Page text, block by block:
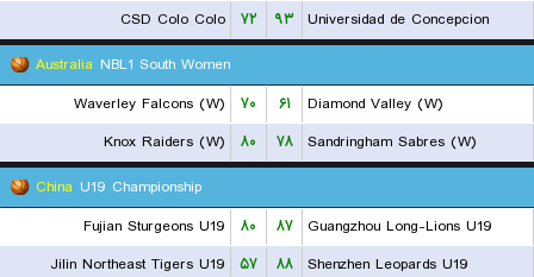
CSD Colo Colo
۷۲ ۹۳
Universidad de Concepcion
Australia NBL1 South Women
Waverley Falcons (W)
۷۰ ۶۱
Diamond Valley (W)
Knox Raiders (W)
۸۰ ۷۸
Sandringham Sabres (W)
China U19 Championship
Fujian Sturgeons U19
۸۰ ۸۷
Guangzhou Long-Lions U19
Jilin Northeast Tigers U19
۵۷ ۸۸
Shenzhen Leopards U19